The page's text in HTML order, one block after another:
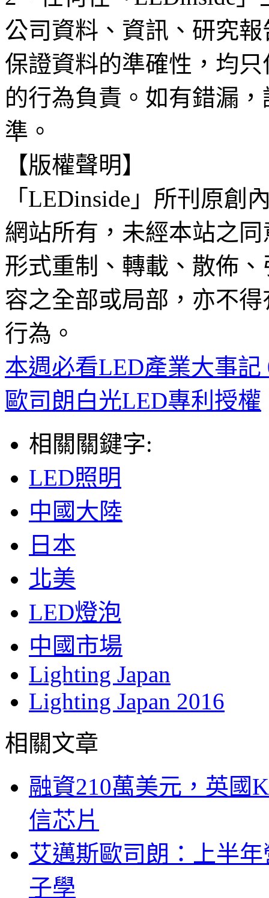
公司資料、資訊、研究
保證資料的準確性，均
的行為負責。如有錯漏
準。
【版權聲明】
「LEDinside」所刊原創
網站所有，未經本站之
形式重制、轉載、散佈
容之全部或局部，亦不
行為。
本週必看LED產業大事記
歐司朗白光LED專利授權
相關關鍵字:
LED照明
中國大陸
日本
北美
LED燈泡
中國市場
Lighting Japan
Lighting Japan 2016
相關文章
融資210萬美元，英國
信芯片
艾邁斯歐司朗：上半
子學